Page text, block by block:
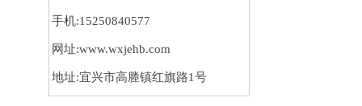
手机:15250840577
网址:www.wxjehb.com
地址:宜兴市高塍镇红旗路1号